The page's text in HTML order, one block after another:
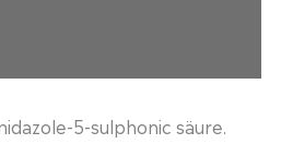
5-sulphonic säure.